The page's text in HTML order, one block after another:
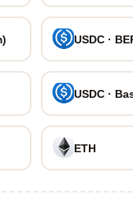
USDC ·
USDC ·
ETH